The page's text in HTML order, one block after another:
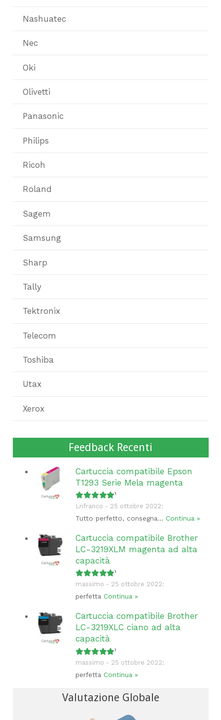
Nashuatec
Nec
Oki
Olivetti
Panasonic
Philips
Ricoh
Roland
Sagem
Samsung
Sharp
Tally
Tektronix
Telecom
Toshiba
Utax
Xerox
Feedback Recenti
Cartuccia compatibile Epson
T1293 Serie Mela magenta
Valutato
Lnfranco - 25 ottobre 2022:
Tutto perfetto, consegna... Continua »
Cartuccia compatibile Brother
LC-3219XLM magenta ad alta
capacità
Valutato
massimo - 25 ottobre 2022:
perfetta Continua »
Cartuccia compatibile Brother
LC-3219XLC ciano ad alta
capacità
Valutato
massimo - 25 ottobre 2022:
perfetta Continua »
Valutazione Globale